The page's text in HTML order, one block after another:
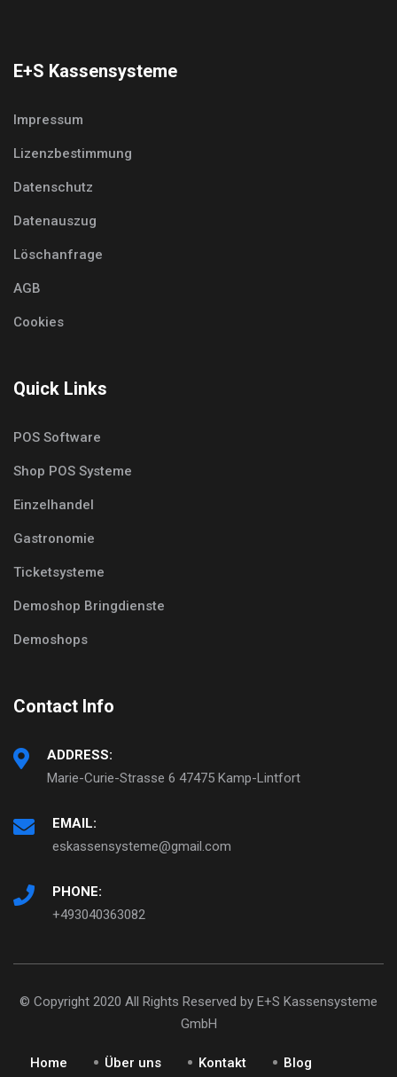
E+S Kassensysteme
Impressum
Lizenzbestimmung
Datenschutz
Datenauszug
Löschanfrage
AGB
Cookies
Quick Links
POS Software
Shop POS Systeme
Einzelhandel
Gastronomie
Ticketsysteme
Demoshop Bringdienste
Demoshops
Contact Info
ADDRESS:
Marie-Curie-Strasse 6 47475 Kamp-Lintfort
EMAIL:
eskassensysteme@gmail.com
PHONE:
+493040363082
© Copyright 2020 All Rights Reserved by E+S Kassensysteme
GmbH
Home Über uns Kontakt Blog